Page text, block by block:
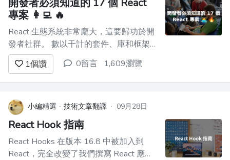
開發者必須知道的 17 個 React
專案 👩‍💻 🔥
React 生態系統非常龐大，這要歸功於開
發者社群。 數以千計的套件、庫和框架
使其如此強大。 今天，我們正在探索 17
個很酷的 React 專案，它們對開發人員非
常有用。我還介紹了三個很棒的 UI 元件
庫。 讓我們跳進去吧。 --- 1. [Tolgee]
(https...
1個讚 0留言 1,609瀏覽
小編精選 - 技術文章翻譯 · 09月28日
React Hook 指南
React Hooks 在版本 16.8 中被加入到
React，完全改變了我們撰寫 React 應用